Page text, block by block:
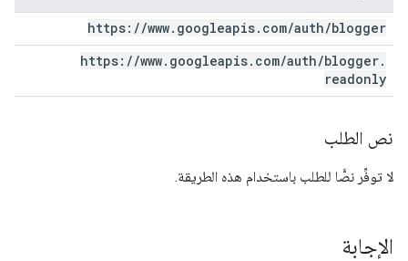
https: //www. googleapis. com/auth/blogger
https: //www. googleapis. com/auth/blogger.
readonly
نص الطلب
لا توفِّر نصًّا للطلب باستخدام هذه الطريقة.
الإجابة